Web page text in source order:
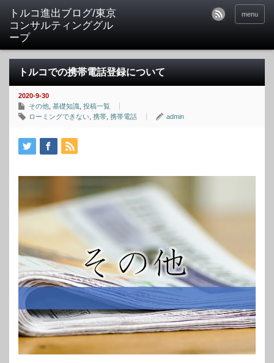
トルコ進出ブログ/東京
コンサルティンググル
ープ
menu
トルコでの携帯電話登録について
2020-9-30
その他 基礎知識 投稿一覧
ローミングできない 携帯 携帯電話 admin